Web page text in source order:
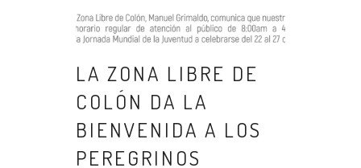
LA ZONA LIBRE DE
COLÓN DA LA
BIENVENIDA A LOS
PEREGRINOS